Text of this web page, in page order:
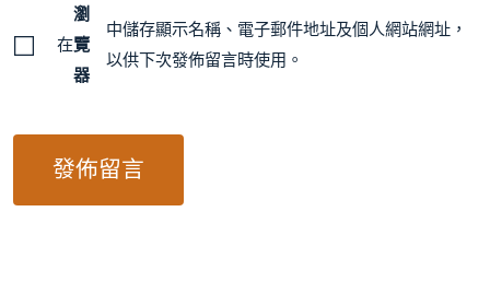
在
瀏
覽
器
中儲存顯示名稱、電子郵件地址及個人網站網址，
以供下次發佈留言時使用。